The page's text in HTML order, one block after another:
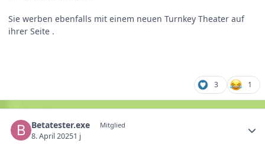
Sie werben ebenfalls mit einem neuen Turnkey Theater auf
ihrer Seite .
3 1
Betatester.exe Mitglied
8. April 20251 j